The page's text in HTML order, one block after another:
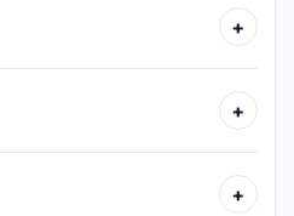
+
+
+